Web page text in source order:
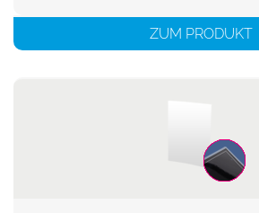
ZUM PRODUKT